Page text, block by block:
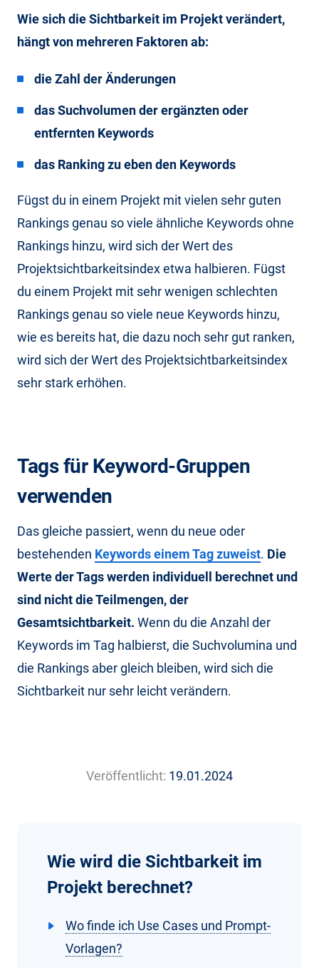
Wie sich die Sichtbarkeit im Projekt verändert,
hängt von mehreren Faktoren ab:
die Zahl der Änderungen
das Suchvolumen der ergänzten oder
entfernten Keywords
das Ranking zu eben den Keywords
Fügst du in einem Projekt mit vielen sehr guten
Rankings genau so viele ähnliche Keywords ohne
Rankings hinzu, wird sich der Wert des
Projektsichtbarkeitsindex etwa halbieren. Fügst
du einem Projekt mit sehr wenigen schlechten
Rankings genau so viele neue Keywords hinzu,
wie es bereits hat, die dazu noch sehr gut ranken,
wird sich der Wert des Projektsichtbarkeitsindex
sehr stark erhöhen.
Tags für Keyword-Gruppen
verwenden
Das gleiche passiert, wenn du neue oder
bestehenden Keywords einem Tag zuweist. Die
Werte der Tags werden individuell berechnet und
sind nicht die Teilmengen, der
Gesamtsichtbarkeit. Wenn du die Anzahl der
Keywords im Tag halbierst, die Suchvolumina und
die Rankings aber gleich bleiben, wird sich die
Sichtbarkeit nur sehr leicht verändern.
Veröffentlicht: 19.01.2024
Wie wird die Sichtbarkeit im
Projekt berechnet?
Wo finde ich Use Cases und Prompt-
Vorlagen?